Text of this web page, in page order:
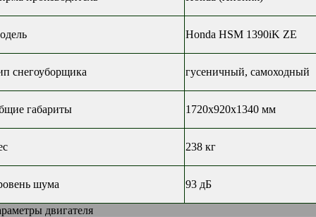
Honda HSM 1390iK ZE
снегоуборщика гусеничный, самоходный
габариты 1720х920х1340 мм
238 кг
шума 93 дБ
двигателя